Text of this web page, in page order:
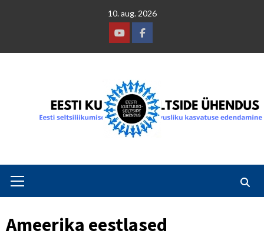
10. aug. 2026
YoutubeFacebook
Menu
Ameerika eestlased